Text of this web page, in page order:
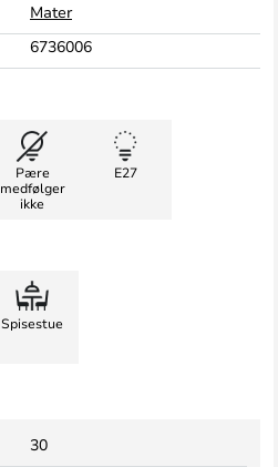
Mater
6736006
Pære
medfølger
ikke
E27
Spisestue
30